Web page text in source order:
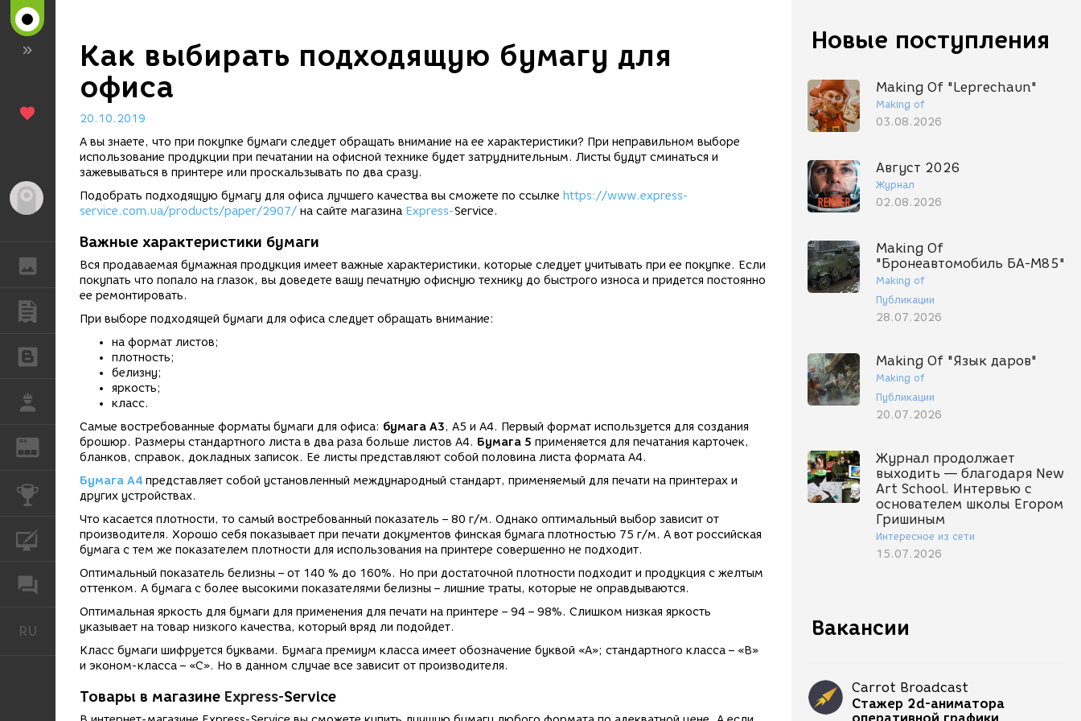
Гость
ГАЛЕРЕЯ
РАБОТА
REN ЖУРНАЛ
КОНКУРСЫ
КУРСЫ
ФОРУМ
RU Русский
Новые поступления
Making Of "Leprechaun"
Making of
03.08.2026
Август 2026
Журнал
02.08.2026
Making Of
"Бронеавтомобиль БА-М85"
Making of
Публикации
28.07.2026
Making Of "Язык даров"
Making of
Публикации
20.07.2026
Журнал продолжает
выходить — благодаря New
Art School. Интервью с
основателем школы Егором
Гришиным
Интересное из сети
15.07.2026
Вакансии
Carrot Broadcast
Стажер 2d-аниматора
Как выбирать подходящую бумагу для
офиса
20.10.2019
А вы знаете, что при покупке бумаги следует обращать внимание на ее характеристики? При неправильном выборе
использование продукции при печатании на офисной технике будет затруднительным. Листы будут сминаться и
зажевываться в принтере или проскальзывать по два сразу.
Подобрать подходящую бумагу для офиса лучшего качества вы сможете по ссылке https://www.express-
service.com.ua/products/paper/2907/ на сайте магазина Express-Service.
Важные характеристики бумаги
Вся продаваемая бумажная продукция имеет важные характеристики, которые следует учитывать при ее покупке. Если
покупать что попало на глазок, вы доведете вашу печатную офисную технику до быстрого износа и придется постоянно
ее ремонтировать.
При выборе подходящей бумаги для офиса следует обращать внимание:
на формат листов;
плотность;
белизну;
яркость;
класс.
Самые востребованные форматы бумаги для офиса: бумага А3, А5 и А4. Первый формат используется для создания
брошюр. Размеры стандартного листа в два раза больше листов А4. Бумага 5 применяется для печатания карточек,
бланков, справок, докладных записок. Ее листы представляют собой половина листа формата А4.
Бумага А4 представляет собой установленный международный стандарт, применяемый для печати на принтерах и
других устройствах.
Что касается плотности, то самый востребованный показатель – 80 г/м. Однако оптимальный выбор зависит от
производителя. Хорошо себя показывает при печати документов финская бумага плотностью 75 г/м. А вот российская
бумага с тем же показателем плотности для использования на принтере совершенно не подходит.
Оптимальный показатель белизны – от 140 % до 160%. Но при достаточной плотности подходит и продукция с желтым
оттенком. А бумага с более высокими показателями белизны – лишние траты, которые не оправдываются.
Оптимальная яркость для бумаги для применения для печати на принтере – 94 – 98%. Слишком низкая яркость
указывает на товар низкого качества, который вряд ли подойдет.
Класс бумаги шифруется буквами. Бумага премиум класса имеет обозначение буквой «А»; стандартного класса – «В»
и эконом-класса – «С». Но в данном случае все зависит от производителя.
Товары в магазине Express-Service